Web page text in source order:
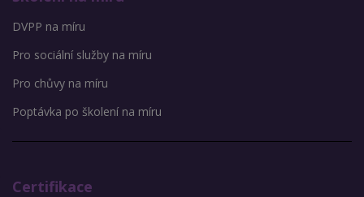
DVPP na míru
Pro sociální služby na míru
Pro chůvy na míru
Poptávka po školení na míru
Certifikace